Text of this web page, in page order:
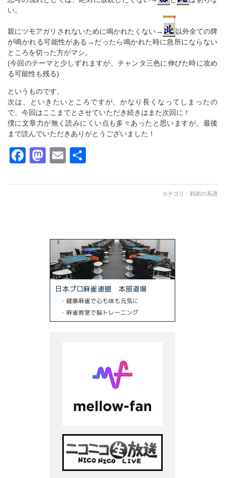
い。
親にツモアガリされないために鳴かれたくない→
以外全ての牌
が鳴かれる可能性がある→だったら鳴かれた時に急所にならない
ところを切った方がマシ。
(今回のテーマと少しずれますが、チャンタ三色に伸びた時に攻め
る可能性も残る)
というものです。
次は、といきたいところですが、かなり長くなってしまったの
で、今回はここまでとさせていただき続きはまた次回に！
僕に文章力が無く読みにくい点も多々あったと思いますが、最後
まで読んでいただきありがとうございました！
Facebook
Mastodon
Email
カテゴリ： 戦術の系譜
日本プロ麻雀連盟 本部道場
・健康麻雀で心も体も元気に
・麻雀教室で脳トレーニング